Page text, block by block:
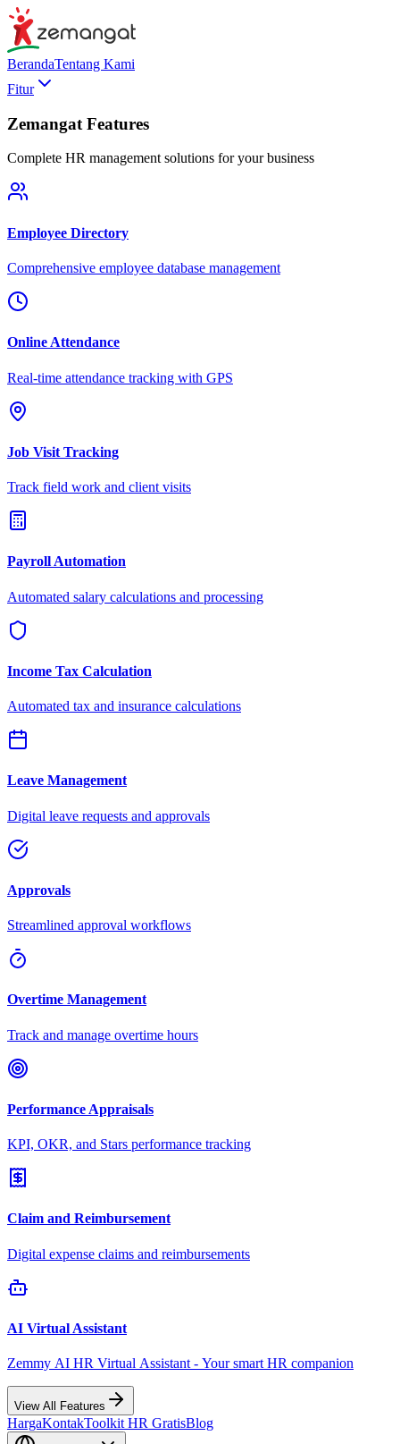
BerandaTentang Kami
Fitur
Zemangat Features
Complete HR management solutions for your business
Employee Directory
Comprehensive employee database management
Online Attendance
Real-time attendance tracking with GPS
Job Visit Tracking
Track field work and client visits
Payroll Automation
Automated salary calculations and processing
Income Tax Calculation
Automated tax and insurance calculations
Leave Management
Digital leave requests and approvals
Approvals
Streamlined approval workflows
Overtime Management
Track and manage overtime hours
Performance Appraisals
KPI, OKR, and Stars performance tracking
Claim and Reimbursement
Digital expense claims and reimbursements
AI Virtual Assistant
Zemmy AI HR Virtual Assistant - Your smart HR companion
View All Features
HargaKontakToolkit HR GratisBlog